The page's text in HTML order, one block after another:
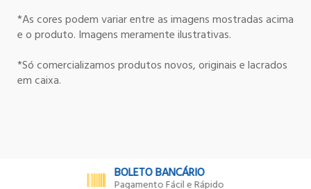
*As cores podem variar entre as imagens mostradas acima
e o produto. Imagens meramente ilustrativas.
*Só comercializamos produtos novos, originais e lacrados
em caixa.
BOLETO BANCÁRIO
Pagamento Fácil e Rápido